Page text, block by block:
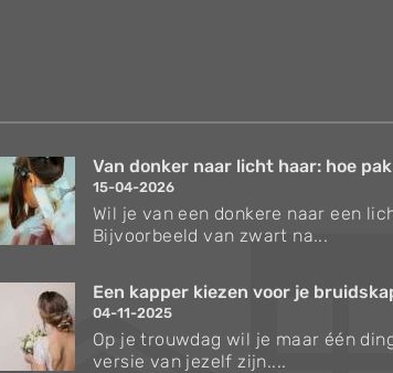
Van donker naar licht haar: hoe
15-04-2026
Wil je van een donkere naar een
Bijvoorbeeld van zwart na...
Een kapper kiezen voor je
04-11-2025
Op je trouwdag wil je maar één
versie van jezelf zijn....